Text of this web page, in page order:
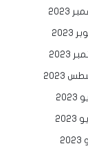
2023
2023
2023
2023